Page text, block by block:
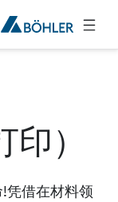
）
凭借在材料领